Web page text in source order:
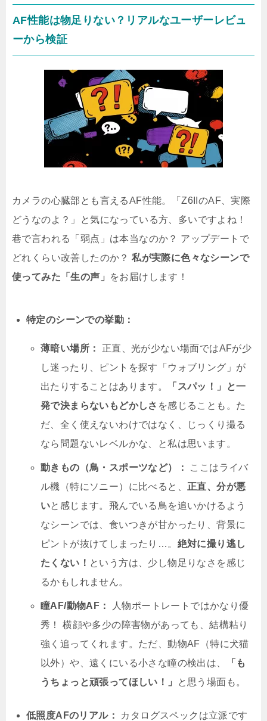
AF性能は物足りない？リアルなユーザーレビュ
ーから検証
カメラの心臓部とも言えるAF性能。「Z6IIのAF、実際
どうなのよ？」と気になっている方、多いですよね！
巷で言われる「弱点」は本当なのか？ アップデートで
どれくらい改善したのか？私が実際に色々なシーンで
使ってみた「生の声」
をお届けします！
特定のシーンでの挙動：
薄暗い場所：
正直、光が少ない場面ではAFが少
し迷ったり、ピントを探す「ウォブリング」が
出たりすることはあります。
「スパッ！」と一
発で決まらないもどかしさ を感じることも。た
だ、全く使えないわけではなく、じっくり撮る
なら問題ないレベルかな、と私は思います。
動きもの（鳥・スポーツなど）：
ここはライバ
ル機（特にソニー）に比べると、 正直、分が悪
いと感じます。飛んでいる鳥を追いかけるよう
なシーンでは、食いつきが甘かったり、背景に
ピントが抜けてしまったり…。 絶対に撮り逃し
たくない！ という方は、少し物足りなさを感じ
るかもしれません。
瞳AF/動物AF：
人物ポートレートではかなり優
秀！ 横顔や多少の障害物があっても、結構粘り
強く追ってくれます。ただ、動物AF（特に犬猫
以外）や、遠くにいる小さな瞳の検出は、
「も
うちょっと頑張ってほしい！」
と思う場面も。
低照度AFのリアル：
カタログスペックは立派です